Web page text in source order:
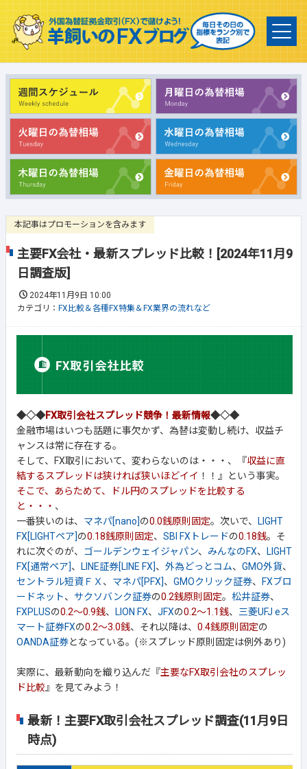
本記事はプロモーションを含みます
主要FX会社・最新スプレッド比較！[2024年11月9
日調査版]
2024年11月9日 10:00
カテゴリ： FX比較＆各種FX特集＆FX業界の流れなど
◆◇◆FX取引会社スプレッド競争！最新情報◆◇◆
金融市場はいつも話題に事欠かず、為替は変動し続け、収益チ
ャンスは常に存在する。
そして、FX取引において、変わらないのは・・・、『収益に直
結するスプレッドは狭ければ狭いほどイイ ！！』という事実。
そこで、あらためて、ドル円のスプレッドを比較する
と・・・ 、
一番狭いのは、 マネパ[nano]の0.0銭原則固定。次いで、
LIGHT
FX[LIGHTペア]の0.18銭原則固定、 SBI FXトレードの0.18銭。そ
れに次ぐのが、 ゴールデンウェイジャパン、 みんなのFX、
LIGHT
FX[通常ペア]、 LINE証券[LINE FX]、 外為どっとコム、 GMO外貨、
セントラル短資ＦＸ 、 マネパ[PFX]、 GMOクリック証券、
FXブロ
ードネット、 サクソバンク証券の0.2銭原則固定。 松井証券、
FXPLUSの0.2～0.9銭、 LION FX、 JFXの0.2～1.1銭、 三菱UFJ eス
マート証券FXの0.2～3.0銭、それ以降は、 0.4銭原則固定の
OANDA証券となっている。(※スプレッド原則固定は例外あり)
実際に、最新動向を織り込んだ『主要なFX取引会社のスプレッ
ド比較』を見てみよう！
最新！主要FX取引会社スプレッド調査(11月9日
時点)